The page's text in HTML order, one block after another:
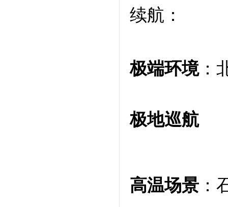
续航：
极端环境：
极地巡航
高温场景 ：